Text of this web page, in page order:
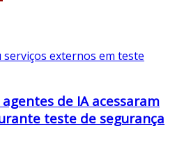
de IA acessaram
teste de segurança